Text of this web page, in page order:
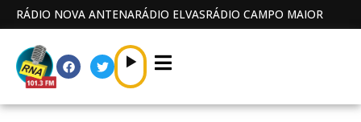
RÁDIO NOVA ANTENARÁDIO ELVASRÁDIO CAMPO MAIOR